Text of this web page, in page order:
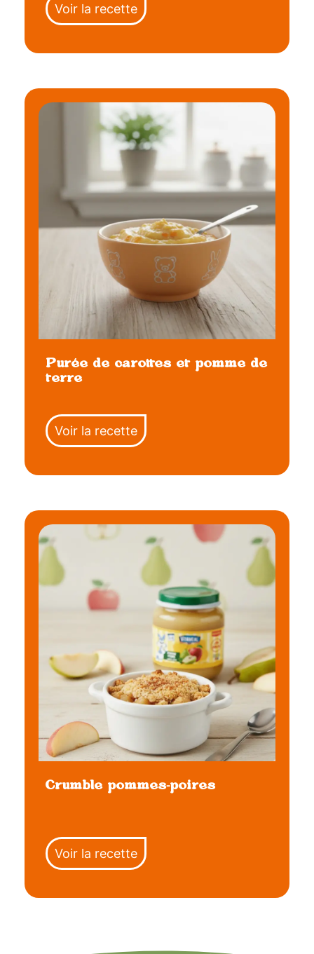
Voir la recette
Purée de carottes et pomme de
terre
Voir la recette
Crumble pommes-poires
Voir la recette